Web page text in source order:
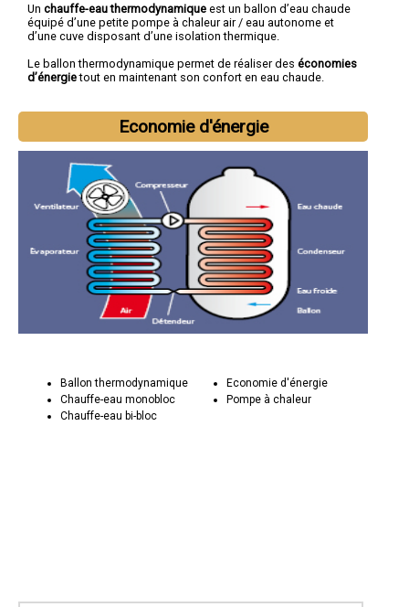
Un chauffe-eau thermodynamique est un ballon d’eau chaude
équipé d’une petite pompe à chaleur air / eau autonome et
d’une cuve disposant d’une isolation thermique.
Le ballon thermodynamique permet de réaliser des économies
d’énergietout en maintenant son confort en eau chaude.
Economie d'énergie
Ballon thermodynamique
Chauffe-eau monobloc
Chauffe-eau bi-bloc
Economie d'énergie
Pompe à chaleur